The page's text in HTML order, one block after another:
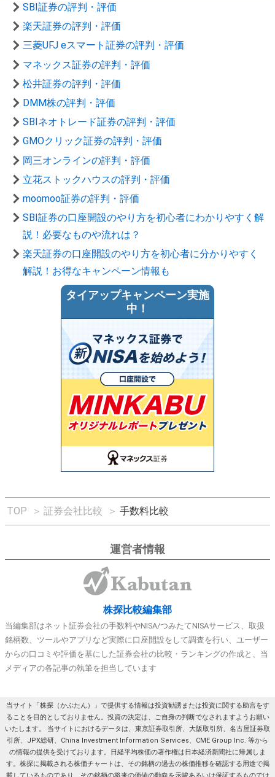
SBI証券の評判・評価
楽天証券の評判・評価
三菱UFJ eスマート証券の評判・評価
マネックス証券の評判・評価
松井証券の評判・評価
DMM株の評判・評価
SBIネオトレード証券の評判・評価
GMOクリック証券の評判・評価
岡三オンラインの評判・評価
立花ストックハウスの評判・評価
moomoo証券の評判・評価
SBI証券の口座開設のやり方を初心者にわかりやすく解
説！必要なものや流れは？
楽天証券の口座開設のやり方を初心者に分かりやすく
解説！お得なキャンペーン情報も
タイアップキャンペーン実施
中！
TOP ＞ 証券会社比較 ＞ 手数料比較
運営者情報
株探比較編集部
当編集部はネット証券会社の手数料やNISA/つみたてNISAサービス、取扱
銘柄数、ツールやアプリなど実際に口座開設をして調査を行い、ユーザー
からの口コミや評価を基にした証券会社の比較・ランキングの作成と、当
メディアの各記事の執筆を担当しています
当サイト「株探（かぶたん）」で提供する情報は投資勧誘または投資に関する助言をす
ることを目的としておりません。投資の決定は、ご自身の判断でなされますようお願い
いたします。 当サイトにおけるデータは、東京証券取引所、大阪取引所、名古屋証券取
引所、JPX総研、China Investment Information Services、CME Group Inc. 等から
の情報の提供を受けております。日経平均株価の著作権は日本経済新聞社に帰属しま
す。株探に掲載される株価チャートは、その銘柄の過去の株価推移を確認する用途で掲